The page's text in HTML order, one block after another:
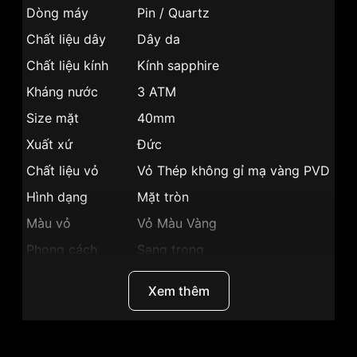
Dòng máy
Pin / Quartz
Chất liệu dây
Dây da
Chất liệu kính
Kính sapphire
Kháng nước
3 ATM
Size mặt
40mm
Xuất xứ
Đức
Chất liệu vỏ
Vỏ Thép không gỉ mạ vàng PVD
Hình dạng
Mặt tròn
Màu vỏ
Vỏ Màu Vàng
Phong cách
Sang trọng
Lịch thứ, Lịch ngày, Giờ, Phút,
Giây
Xem thêm